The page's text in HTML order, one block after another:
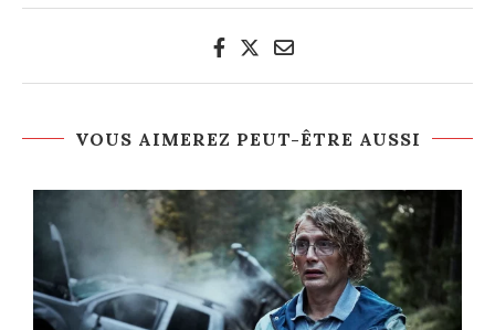
VOUS AIMEREZ PEUT-ÊTRE AUSSI